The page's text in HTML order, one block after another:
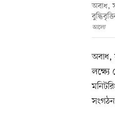
অবাধ,
আলো
অবাধ,
লক্ষ্যে